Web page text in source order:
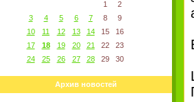
1
2
3
4 5 6 7 8
9
10
11 12 13 14 15
16
17
18 19 20 21 22
23
24
25 26 27 28 29 30
Архив новостей